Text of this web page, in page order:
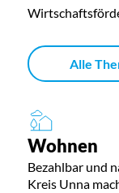
Alle
Wohnen
Bezahlbar und
Kreis Unna